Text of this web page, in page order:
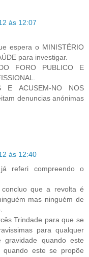
às 12:07
espera o MINISTÉRIO
para investigar.
FORO PUBLICO E
E ACUSEM-NO NOS
denuncias anónimas
às 12:40
referi compreendo o
que a revolta é
mas ninguém de
Trindade para que se
para qualquer
quando este
este se propõe